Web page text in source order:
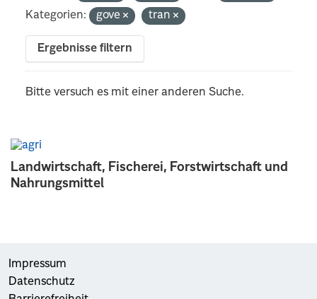
Landwirtschaft, Fischerei, Forstwirtschaft und
Nahrungsmittel
Kategorien:
gove tran
Ergebnisse filtern
Bitte versuch es mit einer anderen Suche.
Impressum
Datenschutz